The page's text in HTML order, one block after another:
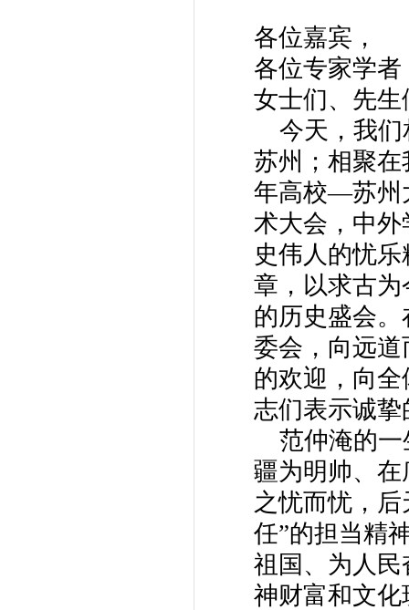
各位嘉宾，
各位专家学者
女士们、先
今天，我们
苏州；相聚
年高校—苏州
术大会，中
史伟人的忧
章，以求古
的历史盛会
委会，向远
的欢迎，向
志们表示诚挚
范仲淹的一
疆为明帅、
之忧而忧，
任”的担当精
祖国、为人
神财富和文化